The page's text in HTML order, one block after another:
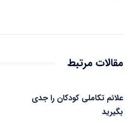
مقالات مرتبط
علائم تکاملی کودکان را جدی
بگیرید